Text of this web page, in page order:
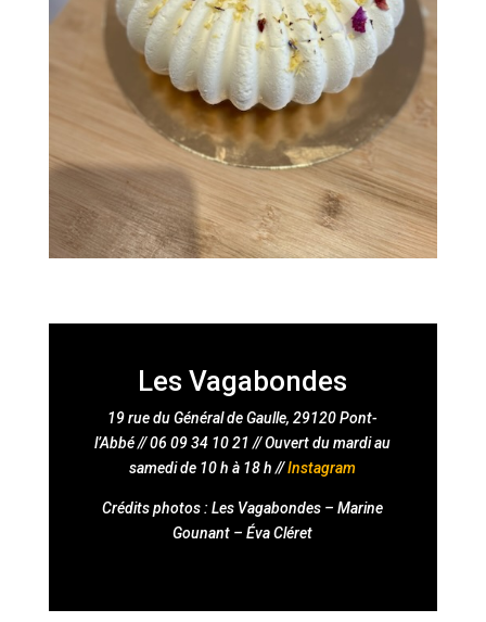
Les Vagabondes
19 rue du Général de Gaulle, 29120 Pont-
l’Abbé // 06 09 34 10 21 // Ouvert du mardi au
samedi de 10 h à 18 h //Instagram
Crédits photos : Les Vagabondes – Marine
Gounant – Éva Cléret